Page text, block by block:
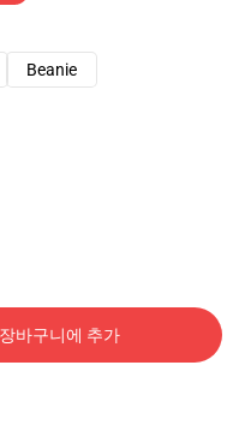
Beanie
장바구니에 추가